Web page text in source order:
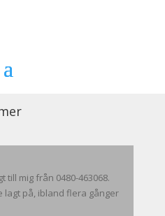
till mig från 0480-463068.
lagt på, ibland flera gånger